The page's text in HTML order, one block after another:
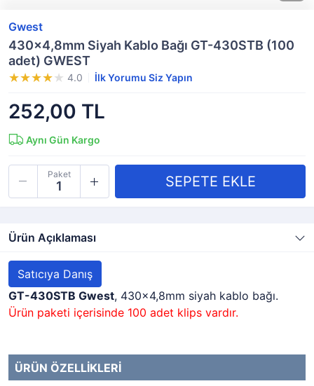
Gwest
430x4,8mm Siyah Kablo Bağı GT-430STB (100
adet) GWEST
4.0 İlk Yorumu Siz Yapın
252,00 TL
Aynı Gün Kargo
Paket
Ürün Açıklaması
Satıcıya Danış
GT-430STB Gwest, 430x4,8mm siyah kablo bağı.
Ürün paketi içerisinde 100 adet klips vardır.
ÜRÜN ÖZELLİKLERİ